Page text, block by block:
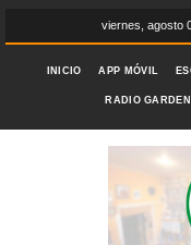
viernes, agosto
INICIO APP MÓVIL
RADIO GARDEN